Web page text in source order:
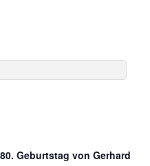
Geburtstag von Gerhard